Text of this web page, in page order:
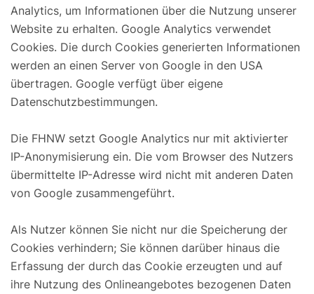
Analytics, um Informationen über die Nutzung unserer
Website zu erhalten. Google Analytics verwendet
Cookies. Die durch Cookies generierten Informationen
werden an einen Server von Google in den USA
übertragen. Google verfügt über eigene
Datenschutzbestimmungen.
Die FHNW setzt Google Analytics nur mit aktivierter
IP-Anonymisierung ein. Die vom Browser des Nutzers
übermittelte IP-Adresse wird nicht mit anderen Daten
von Google zusammengeführt.
Als Nutzer können Sie nicht nur die Speicherung der
Cookies verhindern; Sie können darüber hinaus die
Erfassung der durch das Cookie erzeugten und auf
ihre Nutzung des Onlineangebotes bezogenen Daten